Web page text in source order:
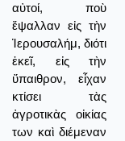
αὐτοί, ποὺ
ἔψαλλαν εἰς τὴν
Ἱερουσαλήμ, διότι
ἐκεῖ, εἰς τὴν
ὕπαιθρον, εἶχαν
κτίσει τὰς
ἀγροτικὰς οἰκίας
των καὶ διέμεναν